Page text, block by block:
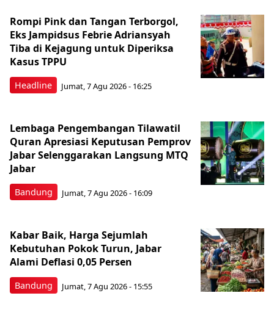
Headline
Rompi Pink dan Tangan Terborgol,
Eks Jampidsus Febrie Adriansyah
Tiba di Kejagung untuk Diperiksa
Kasus TPPU
Jumat, 7 Agu 2026 - 16:25
Bandung
Lembaga Pengembangan Tilawatil
Quran Apresiasi Keputusan Pemprov
Jabar Selenggarakan Langsung MTQ
Jabar
Jumat, 7 Agu 2026 - 16:09
Bandung
Kabar Baik, Harga Sejumlah
Kebutuhan Pokok Turun, Jabar
Alami Deflasi 0,05 Persen
Jumat, 7 Agu 2026 - 15:55